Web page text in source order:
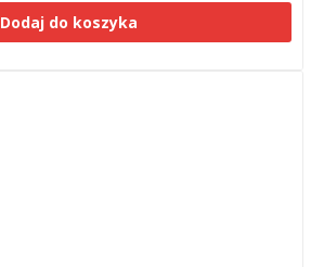
Dodaj do koszyka